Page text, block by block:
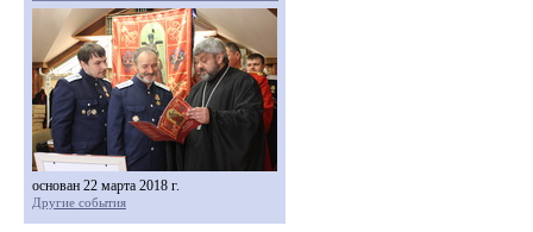
основан 22 марта 2018 г.
Другие события